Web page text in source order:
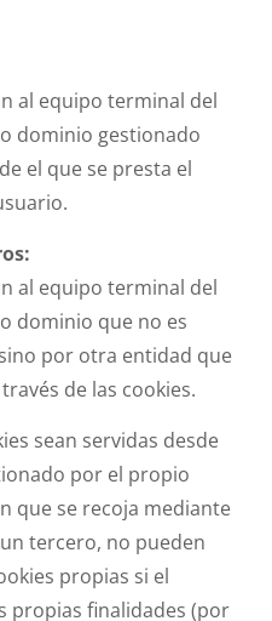
al equipo terminal del
dominio gestionado
el que se presta el
al equipo terminal del
dominio que no es
por otra entidad que
de las cookies.
sean servidas desde
por el propio
que se recoja mediante
tercero, no pueden
propias si el
propias finalidades (por